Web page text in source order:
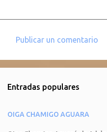
e
t
Publicar un comentario
Entradas populares
OIGA CHAMIGO AGUARA